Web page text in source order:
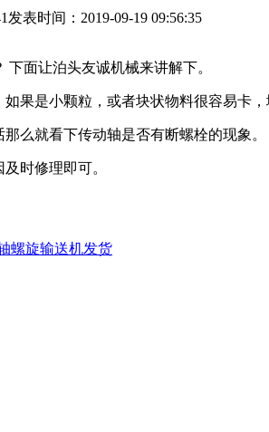
发表时间：2019-09-19 09:56:35
面让泊头友诚机械来讲解下。
果是小颗粒，或者块状物料很容易卡
么就看下传动轴是否有断螺栓的现象。
时修理即可。
螺旋输送机发货